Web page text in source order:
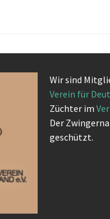
Wir sind
Verein für
Züchter im
Der
geschützt.